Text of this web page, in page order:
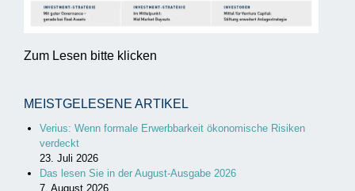
Zum Lesen bitte klicken
MEISTGELESENE ARTIKEL
Verius: Wenn formale Erwerbbarkeit ökonomische Risiken
verdeckt
23. Juli 2026
Das lesen Sie in der August-Ausgabe 2026
7. August 2026